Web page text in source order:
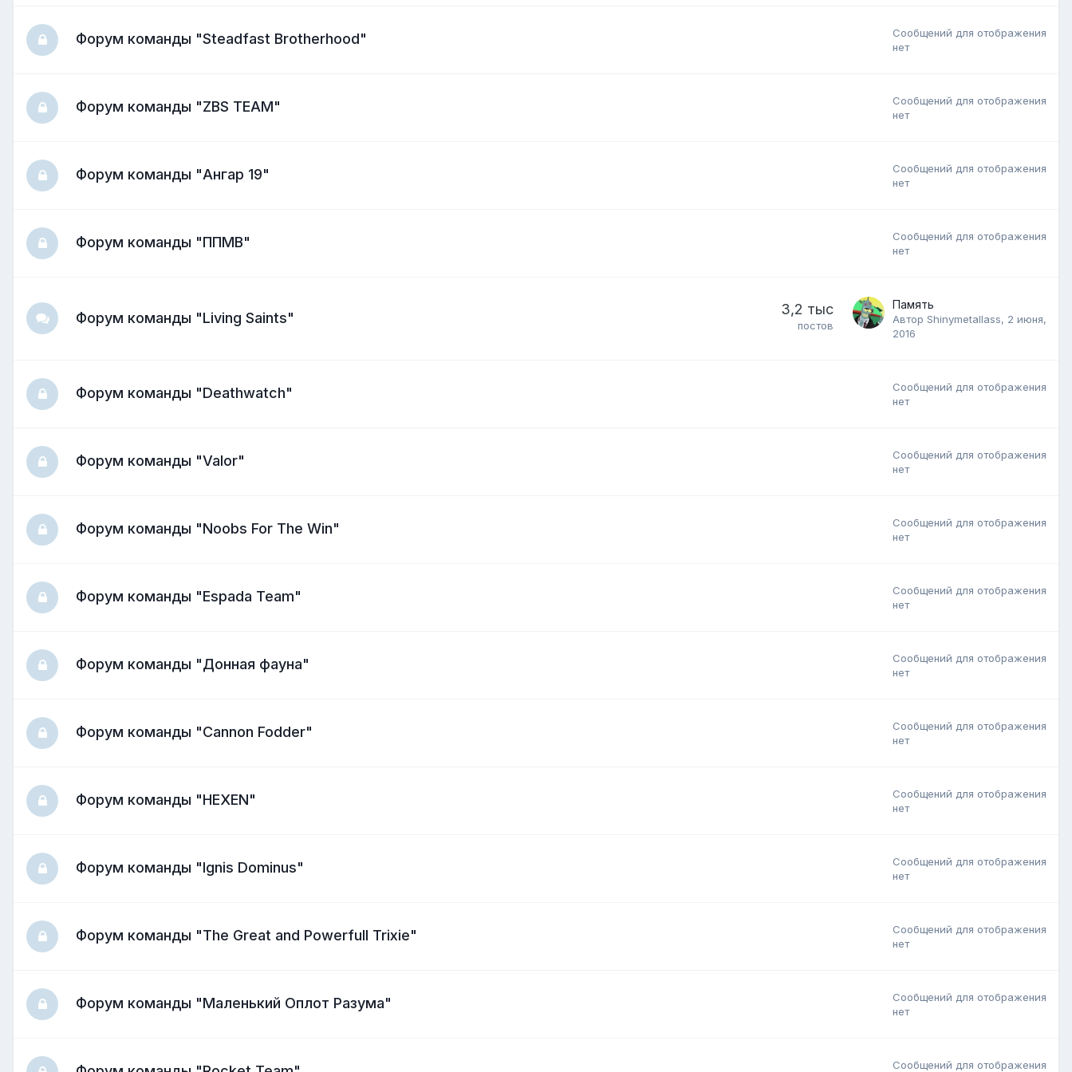
Форум команды "Steadfast Brotherhood"
Сообщений для отображения
нет
Форум команды "ZBS TEAM"
Сообщений для отображения
нет
Форум команды "Ангар 19"
Сообщений для отображения
нет
Форум команды "ППМВ"
Сообщений для отображения
нет
Форум команды "Living Saints"
3,2 тыс
постов
Память
Автор Shinymetallass, 2 июня,
2016
Форум команды "Deathwatch"
Сообщений для отображения
нет
Форум команды "Valor"
Сообщений для отображения
нет
Форум команды "Noobs For The Win"
Сообщений для отображения
нет
Форум команды "Espada Team"
Сообщений для отображения
нет
Форум команды "Донная фауна"
Сообщений для отображения
нет
Форум команды "Cannon Fodder"
Сообщений для отображения
нет
Форум команды "HEXEN"
Сообщений для отображения
нет
Форум команды "Ignis Dominus"
Сообщений для отображения
нет
Форум команды "The Great and Powerfull Trixie"
Сообщений для отображения
нет
Форум команды "Маленький Оплот Разума"
Сообщений для отображения
нет
Сообщений для отображения